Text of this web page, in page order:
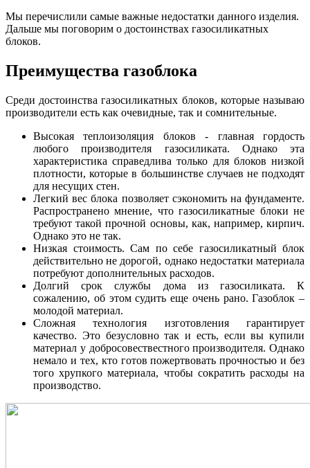
Мы перечислили самые важные недостатки данного изделия.
Дальше мы поговорим о достоинствах газосиликатных
блоков.
Преимущества газоблока
Среди достоинства газосиликатных блоков, которые называю
производители есть как очевидные, так и сомнительные.
Высокая теплоизоляция блоков - главная гордость
любого производителя газосиликата. Однако эта
характеристика справедлива только для блоков низкой
плотности, которые в большинстве случаев не подходят
для несущих стен.
Легкий вес блока позволяет сэкономить на фундаменте.
Распространено мнение, что газосиликатные блоки не
требуют такой прочной основы, как, например, кирпич.
Однако это не так.
Низкая стоимость. Сам по себе газосиликатный блок
действительно не дорогой, однако недостатки материала
потребуют дополнительных расходов.
Долгий срок службы дома из газосиликата. К
сожалению, об этом судить еще очень рано. Газоблок –
молодой материал.
Сложная технология изготовления гарантирует
качество. Это безусловно так и есть, если вы купили
материал у добросовествестного производителя. Однако
немало и тех, кто готов пожертвовать прочностью и без
того хрупкого материала, чтобы сократить расходы на
производство.